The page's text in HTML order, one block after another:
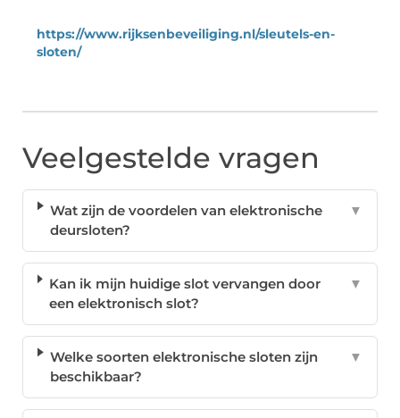
https://www.rijksenbeveiliging.nl/sleutels-en-
sloten/
Veelgestelde vragen
Wat zijn de voordelen van elektronische
deursloten?
▼
Kan ik mijn huidige slot vervangen door
een elektronisch slot?
▼
Welke soorten elektronische sloten zijn
beschikbaar?
▼